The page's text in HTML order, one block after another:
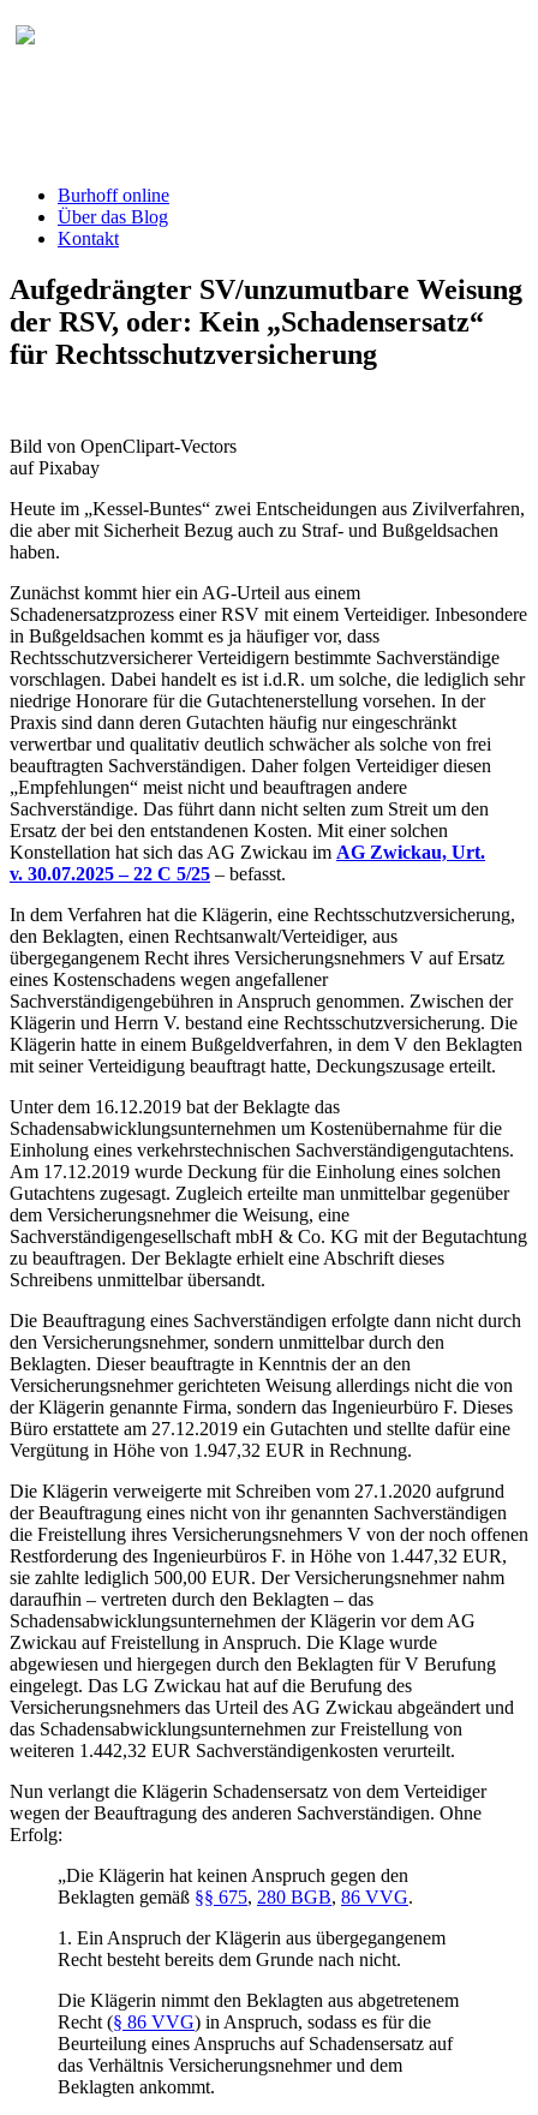
Burhoff online
Über das Blog
Kontakt
Aufgedrängter SV/unzumutbare Weisung
der RSV, oder: Kein „Schadensersatz“
für Rechtsschutzversicherung
Bild von OpenClipart-Vectors
auf Pixabay
Heute im „Kessel-Buntes“ zwei Entscheidungen aus Zivilverfahren,
die aber mit Sicherheit Bezug auch zu Straf- und Bußgeldsachen
haben.
Zunächst kommt hier ein AG-Urteil aus einem
Schadenersatzprozess einer RSV mit einem Verteidiger. Inbesondere
in Bußgeldsachen kommt es ja häufiger vor, dass
Rechtsschutzversicherer Verteidigern bestimmte Sachverständige
vorschlagen. Dabei handelt es ist i.d.R. um solche, die lediglich sehr
niedrige Honorare für die Gutachtenerstellung vorsehen. In der
Praxis sind dann deren Gutachten häufig nur eingeschränkt
verwertbar und qualitativ deutlich schwächer als solche von frei
beauftragten Sachverständigen. Daher folgen Verteidiger diesen
„Empfehlungen“ meist nicht und beauftragen andere
Sachverständige. Das führt dann nicht selten zum Streit um den
Ersatz der bei den entstandenen Kosten. Mit einer solchen
Konstellation hat sich das AG Zwickau im AG Zwickau, Urt.
v. 30.07.2025 – 22 C 5/25 – befasst.
In dem Verfahren hat die Klägerin, eine Rechtsschutzversicherung,
den Beklagten, einen Rechtsanwalt/Verteidiger, aus
übergegangenem Recht ihres Versicherungsnehmers V auf Ersatz
eines Kostenschadens wegen angefallener
Sachverständigengebühren in Anspruch genommen. Zwischen der
Klägerin und Herrn V. bestand eine Rechtsschutzversicherung. Die
Klägerin hatte in einem Bußgeldverfahren, in dem V den Beklagten
mit seiner Verteidigung beauftragt hatte, Deckungszusage erteilt.
Unter dem 16.12.2019 bat der Beklagte das
Schadensabwicklungsunternehmen um Kostenübernahme für die
Einholung eines verkehrstechnischen Sachverständigengutachtens.
Am 17.12.2019 wurde Deckung für die Einholung eines solchen
Gutachtens zugesagt. Zugleich erteilte man unmittelbar gegenüber
dem Versicherungsnehmer die Weisung, eine
Sachverständigengesellschaft mbH & Co. KG mit der Begutachtung
zu beauftragen. Der Beklagte erhielt eine Abschrift dieses
Schreibens unmittelbar übersandt.
Die Beauftragung eines Sachverständigen erfolgte dann nicht durch
den Versicherungsnehmer, sondern unmittelbar durch den
Beklagten. Dieser beauftragte in Kenntnis der an den
Versicherungsnehmer gerichteten Weisung allerdings nicht die von
der Klägerin genannte Firma, sondern das Ingenieurbüro F. Dieses
Büro erstattete am 27.12.2019 ein Gutachten und stellte dafür eine
Vergütung in Höhe von 1.947,32 EUR in Rechnung.
Die Klägerin verweigerte mit Schreiben vom 27.1.2020 aufgrund
der Beauftragung eines nicht von ihr genannten Sachverständigen
die Freistellung ihres Versicherungsnehmers V von der noch offenen
Restforderung des Ingenieurbüros F. in Höhe von 1.447,32 EUR,
sie zahlte lediglich 500,00 EUR. Der Versicherungsnehmer nahm
daraufhin – vertreten durch den Beklagten – das
Schadensabwicklungsunternehmen der Klägerin vor dem AG
Zwickau auf Freistellung in Anspruch. Die Klage wurde
abgewiesen und hiergegen durch den Beklagten für V Berufung
eingelegt. Das LG Zwickau hat auf die Berufung des
Versicherungsnehmers das Urteil des AG Zwickau abgeändert und
das Schadensabwicklungsunternehmen zur Freistellung von
weiteren 1.442,32 EUR Sachverständigenkosten verurteilt.
Nun verlangt die Klägerin Schadensersatz von dem Verteidiger
wegen der Beauftragung des anderen Sachverständigen. Ohne
Erfolg:
„Die Klägerin hat keinen Anspruch gegen den
Beklagten gemäß §§ 675, 280 BGB, 86 VVG.
1. Ein Anspruch der Klägerin aus übergegangenem
Recht besteht bereits dem Grunde nach nicht.
Die Klägerin nimmt den Beklagten aus abgetretenem
Recht (§ 86 VVG) in Anspruch, sodass es für die
Beurteilung eines Anspruchs auf Schadensersatz auf
das Verhältnis Versicherungsnehmer und dem
Beklagten ankommt.